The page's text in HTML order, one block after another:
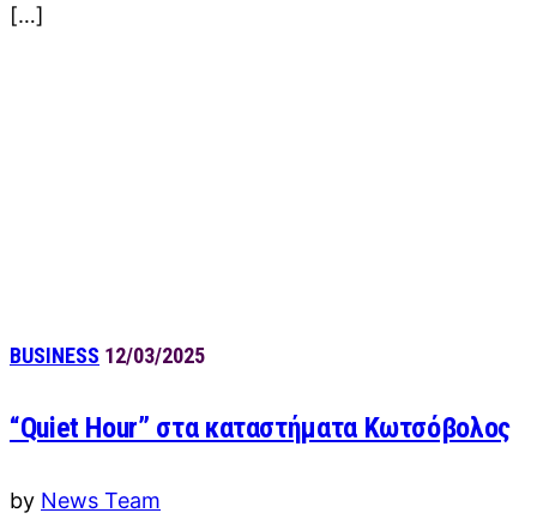
[…]
BUSINESS 12/03/2025
“Quiet Hour” στα καταστήματα Κωτσόβολος
by News Team